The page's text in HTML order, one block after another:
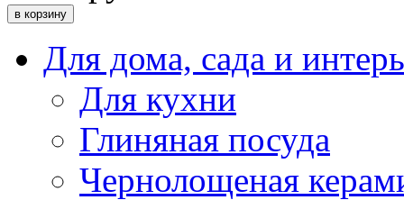
Для дома, сада и
Для кухни
Глиняная посуда
Чернолощеная